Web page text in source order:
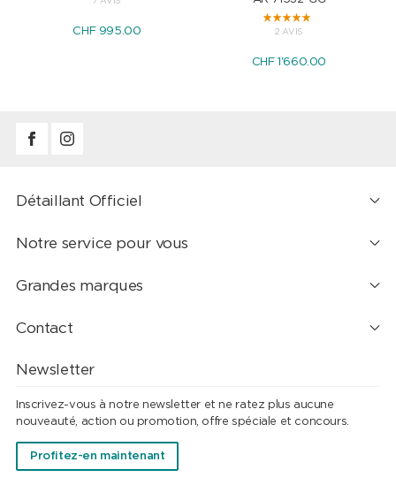
CHF 995.00 2 AVIS
CHF 1'660.00
Détaillant Officiel
Notre service pour vous
Grandes marques
Contact
Newsletter
Inscrivez-vous à notre newsletter et ne ratez plus aucune
nouveauté, action ou promotion, offre spéciale et concours.
Profitez-en maintenant